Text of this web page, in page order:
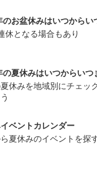
のお盆休みはいつからい
休となる場合もあり
の夏休みはいつからいつ
休みを地域別にチェッ
ベントカレンダー
夏休みのイベントを探